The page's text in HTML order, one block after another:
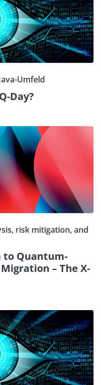
Umfeld
Day?
risk mitigation, and
to Quantum-
– The X-